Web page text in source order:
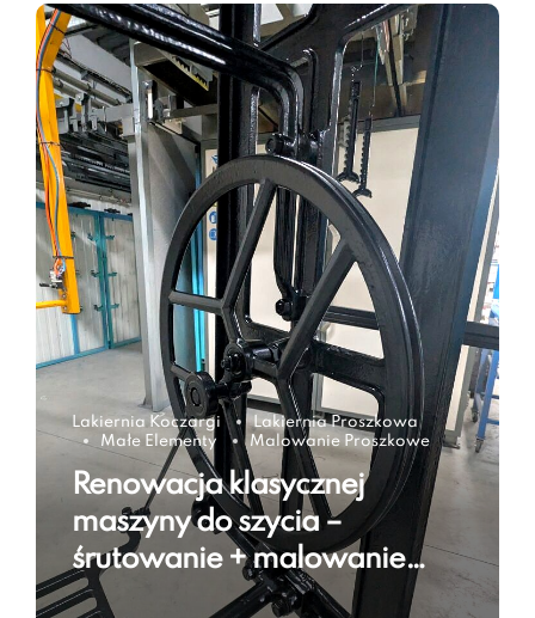
Lakiernia Koczargi
Lakiernia Proszkowa
Małe Elementy
Malowanie Proszkowe
Renowacja klasycznej
maszyny do szycia –
śrutowanie + malowanie
proszkowe w kolorze Jet